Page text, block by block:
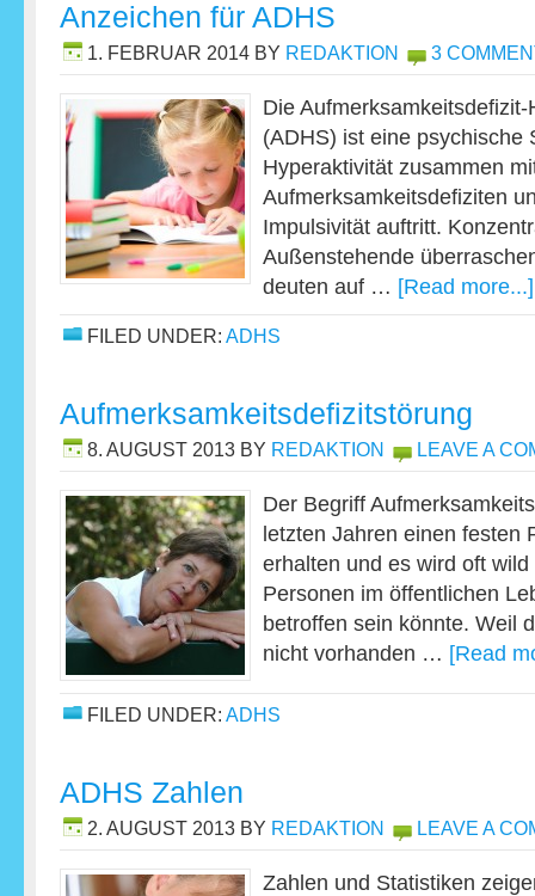
Anzeichen für ADHS
1. FEBRUAR 2014 BY REDAKTION 3
Die
(ADHS) ist eine psychische
Hyperaktivität zusammen
Aufmerksamkeitsdefiziten
Impulsivität auftritt.
Außenstehende
deuten auf … [Read more...]
FILED UNDER: ADHS
Aufmerksamkeitsdefizitstörung
8. AUGUST 2013 BY REDAKTION LEAVE A
Der Begriff
letzten Jahren einen festen
erhalten und es wird oft
Personen im öffentlichen
betroffen sein könnte. Weil
nicht vorhanden … [Read
FILED UNDER: ADHS
ADHS Zahlen
2. AUGUST 2013 BY REDAKTION LEAVE A
Zahlen und Statistiken